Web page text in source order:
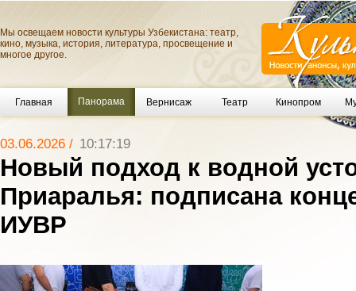
Мы освещаем новости культуры Узбекистана: театр,
кино, музыка, история, литература, просвещение и
многое другое.
Главная Панорама Вернисаж Театр Кинопром
03.06.2026 / 10:17:19
Новый подход к водной
Приаралья: подписана
ИУВР